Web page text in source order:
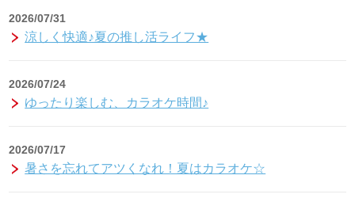
2026/07/31
涼しく快適♪夏の推し活ライフ★
2026/07/24
ゆったり楽しむ、カラオケ時間♪
2026/07/17
暑さを忘れてアツくなれ！夏はカラオケ☆